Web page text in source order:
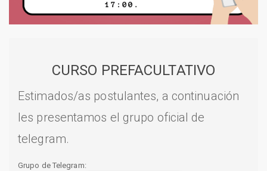
CURSO PREFACULTATIVO
Estimados/as postulantes, a continuación
les presentamos el grupo oficial de
telegram.
Grupo de Telegram: